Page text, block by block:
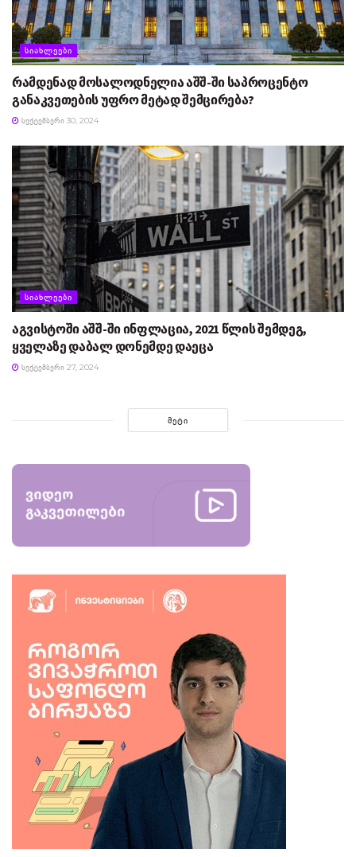
ᲡᲘᲐᲮᲚᲔᲔᲑᲘ
რამდენად მოსალოდნელია აშშ-ში საპროცენტო
განაკვეთების უფრო მეტად შემცირება?
ᲡᲔᲥᲢᲔᲛᲑᲔᲠᲘ 30, 2024
ᲡᲘᲐᲮᲚᲔᲔᲑᲘ
აგვისტოში აშშ-ში ინფლაცია, 2021 წლის შემდეგ,
ყველაზე დაბალ დონემდე დაეცა
ᲡᲔᲥᲢᲔᲛᲑᲔᲠᲘ 27, 2024
ᲛᲔᲢᲘ